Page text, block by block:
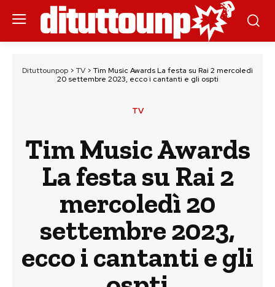
Dituttounpop > TV > Tim Music Awards La festa su Rai 2 mercoledì
20 settembre 2023, ecco i cantanti e gli ospti
TV
Tim Music Awards
La festa su Rai 2
mercoledì 20
settembre 2023,
ecco i cantanti e gli